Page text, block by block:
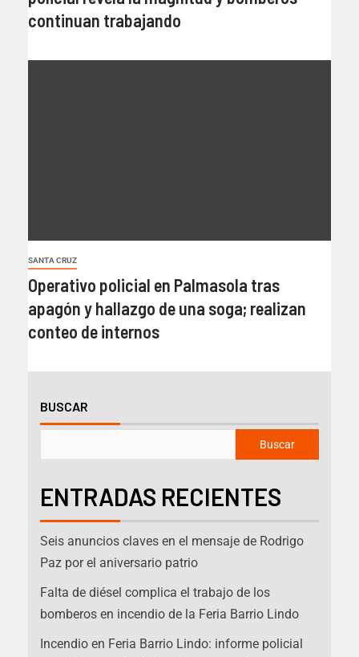
continuan trabajando
SANTA CRUZ
Operativo policial en Palmasola tras
apagón y hallazgo de una soga; realizan
conteo de internos
BUSCAR
Buscar
ENTRADAS RECIENTES
Seis anuncios claves en el mensaje de Rodrigo
Paz por el aniversario patrio
Falta de diésel complica el trabajo de los
bomberos en incendio de la Feria Barrio Lindo
Incendio en Feria Barrio Lindo: informe policial